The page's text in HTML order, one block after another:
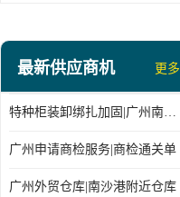
最新供应商机 更多
特种柜装卸绑扎加固|广州南沙仓库装卸
广州申请商检服务|商检通关单
广州外贸仓库|南沙港附近仓库